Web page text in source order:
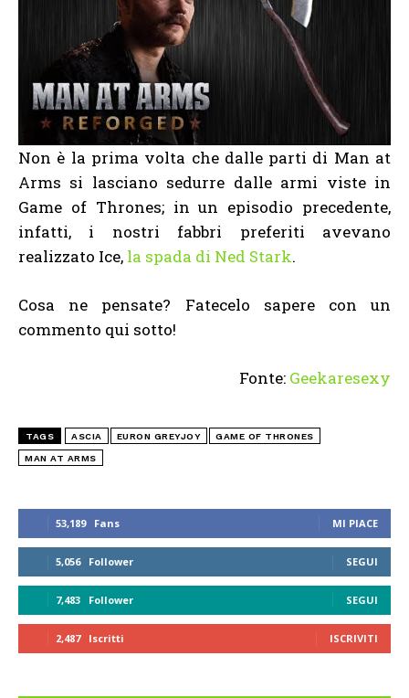
53,189 Fans MI PIACE
5,056 Follower SEGUI
7,483 Follower SEGUI
2,487 Iscritti ISCRIVITI
Non è la prima volta che dalle parti di Man at
Arms si lasciano sedurre dalle armi viste in
Game of Thrones; in un episodio precedente,
infatti, i nostri fabbri preferiti avevano
realizzato Ice, la spada di Ned Stark.
Cosa ne pensate? Fatecelo sapere con un
commento qui sotto!
Fonte: Geekaresexy
TAGS ASCIA EURON GREYJOY GAME OF THRONES
MAN AT ARMS